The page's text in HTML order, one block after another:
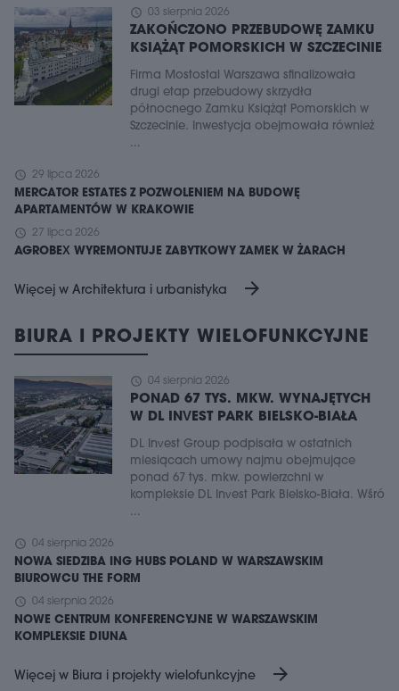
schedule 03 sierpnia 2026
ZAKOŃCZONO PRZEBUDOWĘ ZAMKU
KSIĄŻĄT POMORSKICH W SZCZECINIE
Firma Mostostal Warszawa sfinalizowała
drugi etap przebudowy skrzydła
północnego Zamku Książąt Pomorskich w
Szczecinie. Inwestycja obejmowała również
...
schedule 29 lipca 2026
MERCATOR ESTATES Z POZWOLENIEM NA BUDOWĘ
APARTAMENTÓW W KRAKOWIE
schedule 27 lipca 2026
AGROBEX WYREMONTUJE ZABYTKOWY ZAMEK W ŻARACH
Więcej w Architektura i urbanistyka arrow_forward
BIURA I PROJEKTY WIELOFUNKCYJNE
schedule 04 sierpnia 2026
PONAD 67 TYS. MKW. WYNAJĘTYCH
W DL INVEST PARK BIELSKO-BIAŁA
DL Invest Group podpisała w ostatnich
miesiącach umowy najmu obejmujące
ponad 67 tys. mkw. powierzchni w
kompleksie DL Invest Park Bielsko-Biała. Wśró
...
schedule 04 sierpnia 2026
NOWA SIEDZIBA ING HUBS POLAND W WARSZAWSKIM
BIUROWCU THE FORM
schedule 04 sierpnia 2026
NOWE CENTRUM KONFERENCYJNE W WARSZAWSKIM
KOMPLEKSIE DIUNA
Więcej w Biura i projekty wielofunkcyjne arrow_forward